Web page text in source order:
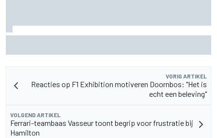
VORIG ARTIKEL
Reacties op F1 Exhibition motiveren Doornbos: "Het is
echt een beleving"
VOLGEND ARTIKEL
Ferrari-teambaas Vasseur toont begrip voor frustratie bij
Hamilton